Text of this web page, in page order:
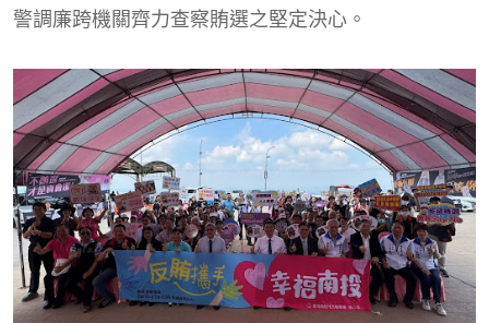
警調廉跨機關齊力查察賄選之堅定決心。